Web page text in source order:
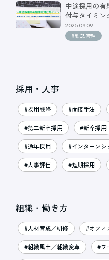
中途採用の有
付与タイミン
2025.09.09
#勤怠管理
採用・人事
#採用戦略 #面接手法
#第二新卒採用 #新卒採用
#通年採用 #インターンシ
#人事評価 #短期採用
組織・働き方
#人材育成／研修 #オフィ
#組織風土／組織変革 #ワ